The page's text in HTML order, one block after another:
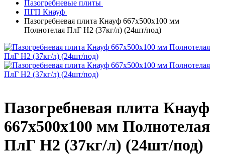
Пазогребневые плиты
ПГП Кнауф
Пазогребневая плита Кнауф 667х500х100 мм
Полнотелая ПлГ Н2 (37кг/л) (24шт/под)
Пазогребневая плита Кнауф
667х500х100 мм Полнотелая
ПлГ Н2 (37кг/л) (24шт/под)